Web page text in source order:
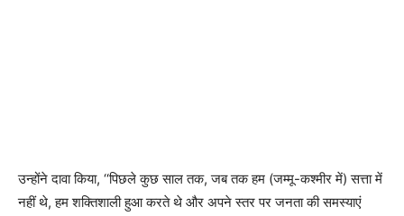
उन्होंने दावा किया, ‘‘पिछले कुछ साल तक, जब तक हम (जम्मू-कश्मीर में) सत्ता में
नहीं थे, हम शक्तिशाली हुआ करते थे और अपने स्तर पर जनता की समस्याएं